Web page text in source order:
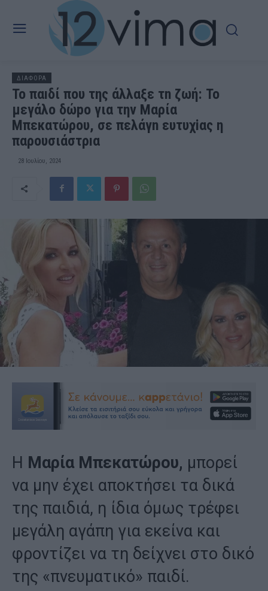
ΔΙΑΦΟΡΑ
Το παıδί που της άλλαξε τn ζωή: Το
μεγάλο δώpο για την Μαρία
Μπεκατώρου, σε πελάγn ευτυχiας η
παρουσιάστρıα
28 Ιουλίου, 2024
Η Μαρία Μπεκατώρου, μπορεί
να μην έχει αποκτήσει τα δικά
της παιδιά, η ίδια όμως τρέφει
μεγάλη αγάπη για εκείνα και
φροντίζει να τη δείχνει στο δικό
της «πνευματικό» παιδί.